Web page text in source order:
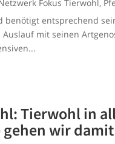
Fokus Tierwohl,
benötigt entsprechend
mit seinen
Tierwohl in
wir